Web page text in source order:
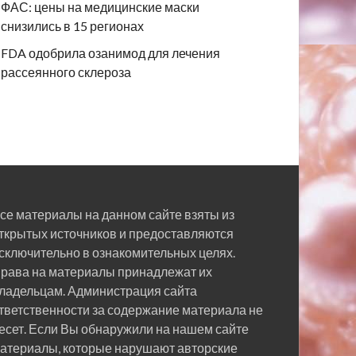
ФАС: цены на медицинские маски
снизились в 15 регионах
FDA одобрила озанимод для лечения
рассеянного склероза
материалы на данном сайте взяты из
источников и предоставляются
в ознакомительных целях.
на материалы принадлежат их
Администрация сайта
за содержание материала не
Если Вы обнаружили на нашем сайте
которые нарушают авторские